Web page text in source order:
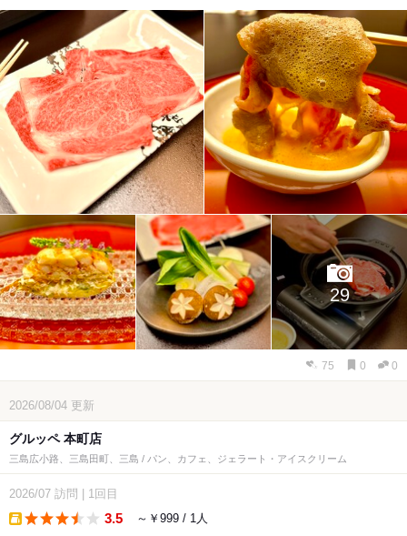
29
75 0 0
2026/08/04 更新
グルッペ 本町店
三島広小路、三島田町、三島 / パン、カフェ、ジェラート・アイスクリーム
2026/07 訪問 1回目
3.5 ～￥999 / 1人